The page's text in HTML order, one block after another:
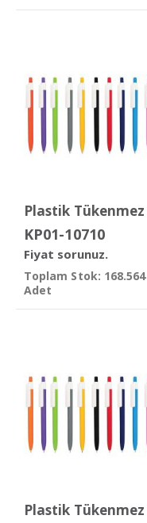
KP01-10710
Fiyat sorunuz.
Toplam Stok: 168.564
Adet